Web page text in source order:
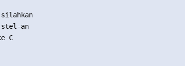
silahkan
stel-an
C